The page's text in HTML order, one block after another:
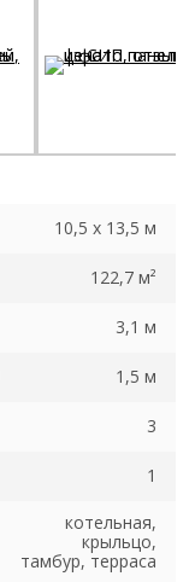
10,5 x 13,5 м
122,7 м²
3,1 м
1,5 м
3
1
котельная,
крыльцо,
тамбур, терраса